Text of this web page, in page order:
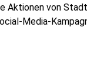
Aktionen von
Media-